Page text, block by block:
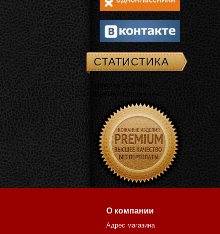
СТАТИСТИКА
Память: 3.5 Mb
Время: 0.03399 сек.
О компании
Адрес магазина